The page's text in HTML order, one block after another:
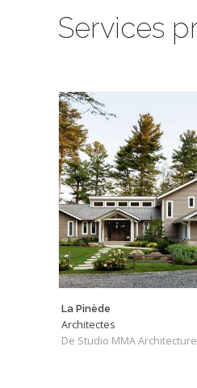
Services
La Pinède
Architectes
De Studio MMA